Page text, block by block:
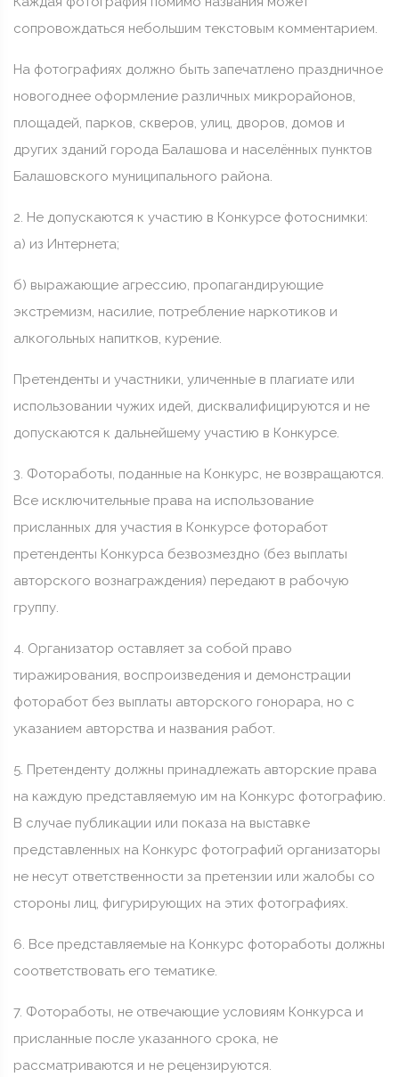
сопровождаться небольшим текстовым комментарием.
На фотографиях должно быть запечатлено праздничное
новогоднее оформление различных микрорайонов,
площадей, парков, скверов, улиц, дворов, домов и
других зданий города Балашова и населённых пунктов
Балашовского муниципального района.
2. Не допускаются к участию в Конкурсе фотоснимки:
а) из Интернета;
б) выражающие агрессию, пропагандирующие
экстремизм, насилие, потребление наркотиков и
алкогольных напитков, курение.
Претенденты и участники, уличенные в плагиате или
использовании чужих идей, дисквалифицируются и не
допускаются к дальнейшему участию в Конкурсе.
3. Фотоработы, поданные на Конкурс, не возвращаются.
Все исключительные права на использование
присланных для участия в Конкурсе фоторабот
претенденты Конкурса безвозмездно (без выплаты
авторского вознаграждения) передают в рабочую
группу.
4. Организатор оставляет за собой право
тиражирования, воспроизведения и демонстрации
фоторабот без выплаты авторского гонорара, но с
указанием авторства и названия работ.
5. Претенденту должны принадлежать авторские права
на каждую представляемую им на Конкурс фотографию.
В случае публикации или показа на выставке
представленных на Конкурс фотографий организаторы
не несут ответственности за претензии или жалобы со
стороны лиц, фигурирующих на этих фотографиях.
6. Все представляемые на Конкурс фотоработы должны
соответствовать его тематике.
7. Фотоработы, не отвечающие условиям Конкурса и
присланные после указанного срока, не
рассматриваются и не рецензируются.